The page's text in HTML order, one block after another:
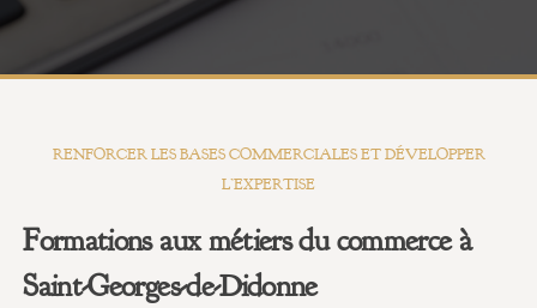
RENFORCER LES BASES COMMERCIALES ET DÉVELOPPER
L’EXPERTISE
Formations aux métiers du commerce à
Saint-Georges-de-Didonne